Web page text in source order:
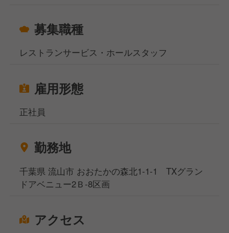
募集職種
レストランサービス・ホールスタッフ
雇用形態
正社員
勤務地
千葉県 流山市 おおたかの森北1-1-1 TXグラン
ドアベニュー2Ｂ-8区画
アクセス